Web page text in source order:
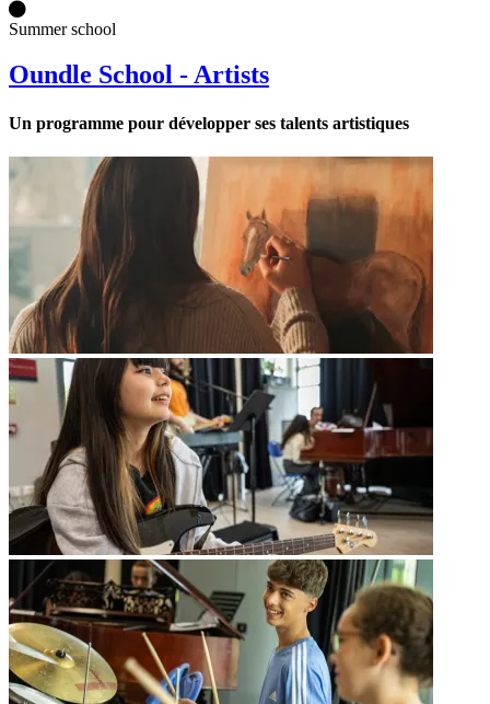
Summer school
Oundle School - Artists
Un programme pour développer ses talents artistiques